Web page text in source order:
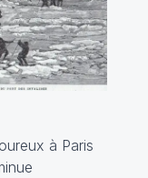
à Paris